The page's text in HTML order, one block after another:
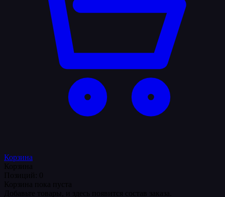
Корзина